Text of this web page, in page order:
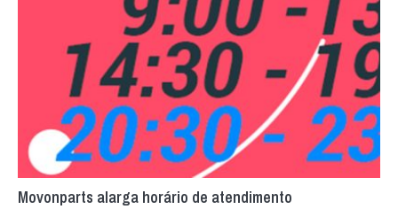
Movonparts alarga horário de atendimento